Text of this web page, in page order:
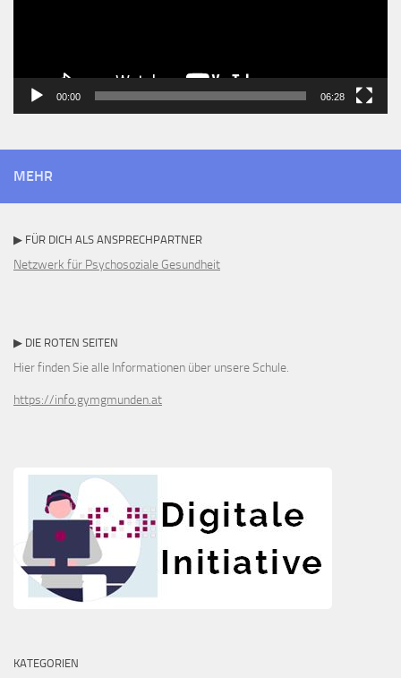
00:00 06:28
MEHR
▶ FÜR DICH ALS ANSPRECHPARTNER
Netzwerk für Psychosoziale Gesundheit
▶ DIE ROTEN SEITEN
Hier finden Sie alle Informationen über unsere Schule.
https://info.gymgmunden.at
KATEGORIEN